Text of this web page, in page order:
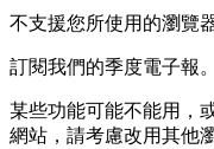
不支援您所使用的瀏覽器
訂閱我們的季度電子報。
某些功能可能不能用，
網站，請考慮改用其他